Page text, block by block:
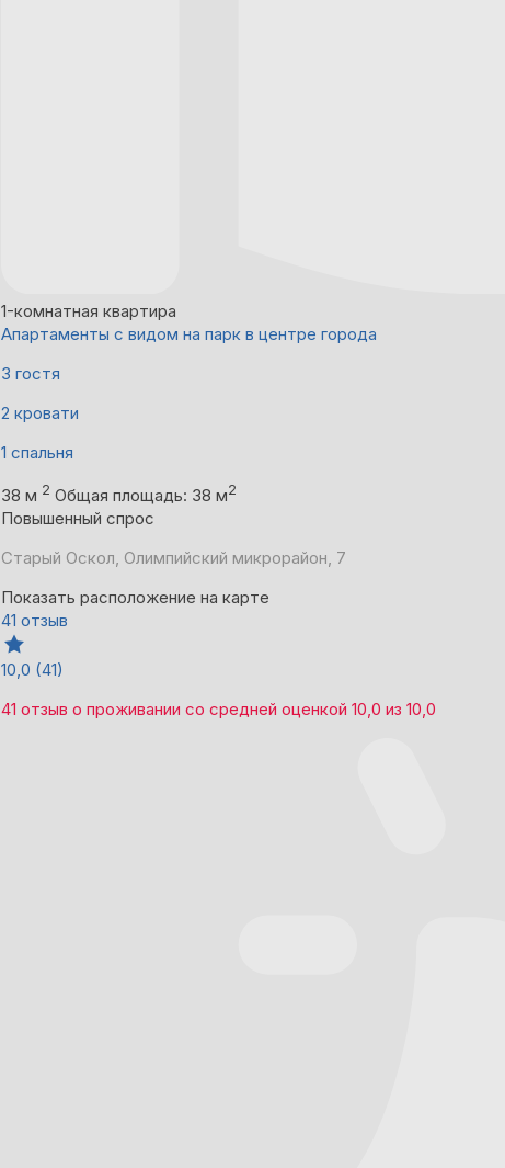
1-комнатная квартира
Апартаменты с видом на парк в центре города
3 гостя
2 кровати
1 спальня
38 м 2 Общая площадь: 38 м2
Повышенный спрос
Старый Оскол, Олимпийский микрорайон, 7
Показать расположение на карте
41 отзыв
10,0 (41)
41 отзыв о проживании со средней оценкой 10,0 из 10,0